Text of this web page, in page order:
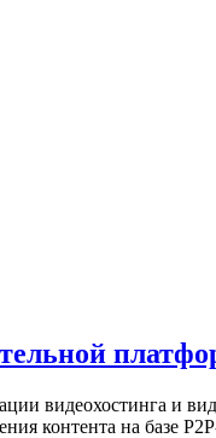
видеохостинга и
контента на базе